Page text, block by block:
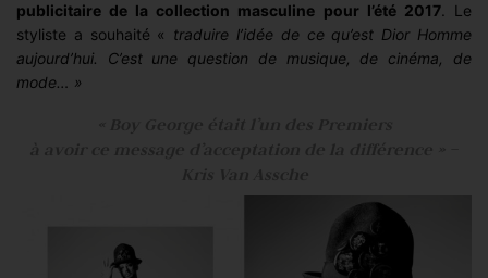
publicitaire de la collection masculine pour l’été 2017. Le
styliste a souhaité « traduire l’idée de ce qu’est Dior Homme
aujourd’hui. C’est une question de musique, de cinéma, de
mode… »